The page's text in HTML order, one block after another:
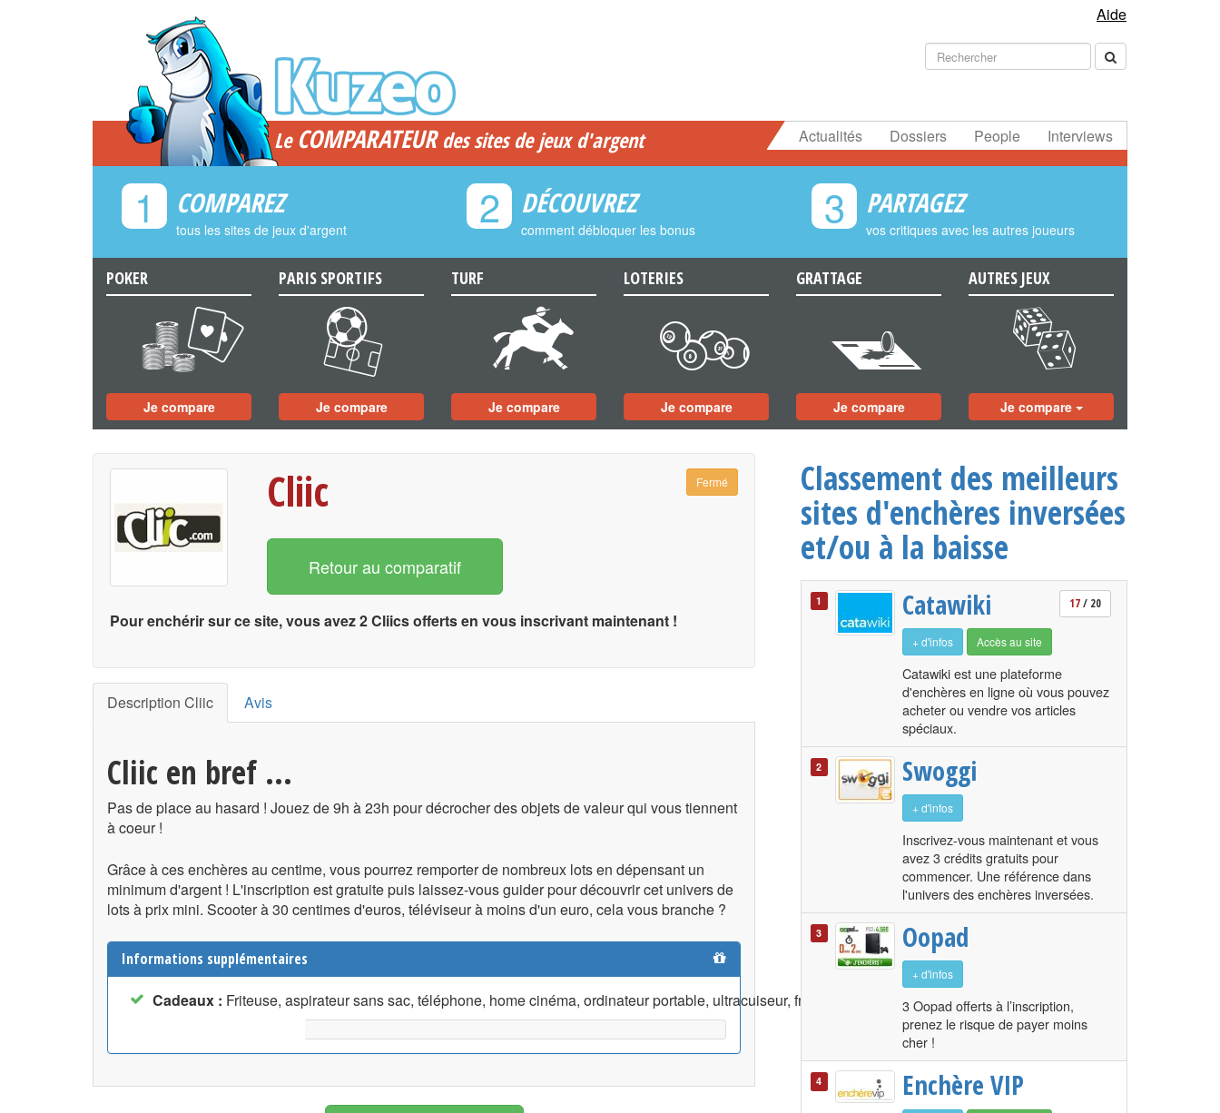
Aide
Le COMPARATEURdes sites de jeux d'argent Actualités Dossiers People Interviews
1 COMPAREZ
tous les sites de jeux d'argent 2 DÉCOUVREZ
comment débloquer les bonus 3 PARTAGEZ
vos critiques avec les autres joueurs
POKER
a
Je compare
PARIS SPORTIFS
b
Je compare
TURF
d
Je compare
LOTERIES
c
Je compare
GRATTAGE
e
Je compare
AUTRES JEUX
f
Je compare
Cliic Fermé
Retour au comparatif
Pour enchérir sur ce site, vous avez 2 Cliics offerts en vous inscrivant maintenant !
Description Cliic Avis
Cliic en bref ...
Pas de place au hasard ! Jouez de 9h à 23h pour décrocher des objets de valeur qui vous tiennent
à coeur !
Grâce à ces enchères au centime, vous pourrez remporter de nombreux lots en dépensant un
minimum d'argent ! L'inscription est gratuite puis laissez-vous guider pour découvrir cet univers de
lots à prix mini. Scooter à 30 centimes d'euros, téléviseur à moins d'un euro, cela vous branche ?
Informations supplémentaires
Cadeaux : Friteuse, aspirateur sans sac, téléphone, home cinéma, ordinateur portable, ultracuiseur, friteuse, GPS, appareils ménagers et photos...
Classement des meilleurs
sites d'enchères inversées
et/ou à la baisse
1 Catawiki 17/ 20
+ d'infos Accès au site
Catawiki est une plateforme
d'enchères en ligne où vous pouvez
acheter ou vendre vos articles
spéciaux.
2 Swoggi
+ d'infos
Inscrivez-vous maintenant et vous
avez 3 crédits gratuits pour
commencer. Une référence dans
l'univers des enchères inversées.
3 Oopad
+ d'infos
3 Oopad offerts à l’inscription,
prenez le risque de payer moins
cher !
4 Enchère VIP